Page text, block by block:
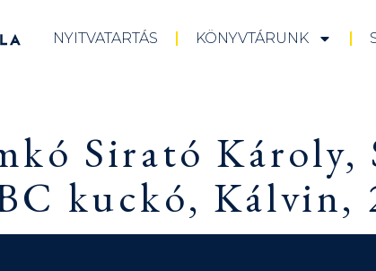
NYITVATARTÁS KÖNYVTÁRUNK
Sirató
kuckó, Kálvin,